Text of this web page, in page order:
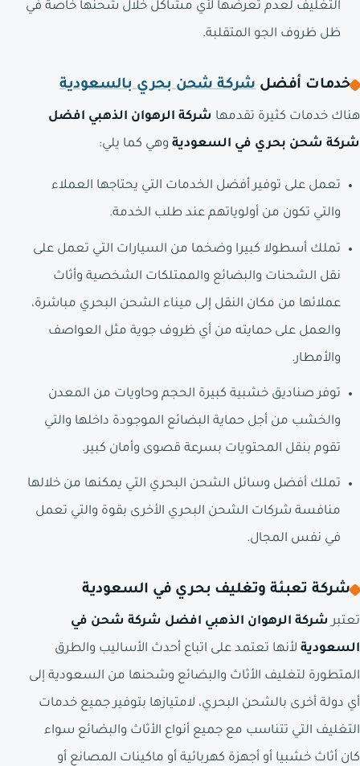
التغليف لعدم تعرضها لأي مشاكل خلال شحنها خاصة في
ظل ظروف الجو المتقلبة.
خدمات أفضل شركة شحن بحري بالسعودية
هناك خدمات كثيرة تقدمها شركة الرهوان الذهبي افضل
شركة شحن بحري في السعودية وهي كما يلي:
تعمل على توفير أفضل الخدمات التي يحتاجها العملاء
والتي تكون من أولوياتهم عند طلب الخدمة.
تملك أسطولا كبيرا وضخما من السيارات التي تعمل على
نقل الشحنات والبضائع والممتلكات الشخصية وأثاث
عملائها من مكان النقل إلى ميناء الشحن البحري مباشرة،
والعمل على حمايته من أي ظروف جوية مثل العواصف
والأمطار.
توفر صناديق خشبية كبيرة الحجم وحاويات من المعدن
والخشب من أجل حماية البضائع الموجودة داخلها والتي
تقوم بنقل المحتويات بسرعة قصوى وأمان كبير.
تملك أفضل وسائل الشحن البحري التي يمكنها من خلالها
منافسة شركات الشحن البحري الأخرى بقوة والتي تعمل
في نفس المجال.
شركة تعبئة وتغليف بحري في السعودية
تعتبر شركة الرهوان الذهبي افضل شركة شحن في
السعودية لأنها تعتمد على اتباع أحدث الأساليب والطرق
المتطورة لتغليف الأثاث والبضائع وشحنها من السعودية إلى
أي دولة أخرى بالشحن البحري، لامتيازها بتوفير جميع خدمات
التغليف التي تتناسب مع جميع أنواع الأثاث والبضائع سواء
كان أثاث خشبيا أو أجهزة كهربائية أو ماكينات المصانع أو